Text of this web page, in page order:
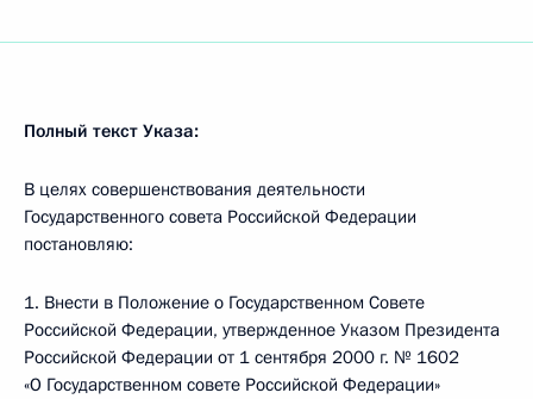
Полный текст Указа:
В целях совершенствования деятельности
Государственного совета Российской Федерации
постановляю:
1. Внести в Положение о Государственном Совете
Российской Федерации, утвержденное Указом Президента
Российской Федерации от 1 сентября 2000 г. № 1602
«О Государственном совете Российской Федерации»